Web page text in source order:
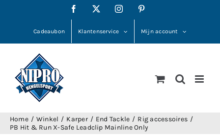
Facebook Instagram
Cadeaubon Klantenservice Mijn account
Home Winkel Karper End Tackle
Rig accessoires
PB Hit & Run X-Safe Leadclip Mainline Only